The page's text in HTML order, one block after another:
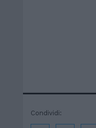
Condividi: